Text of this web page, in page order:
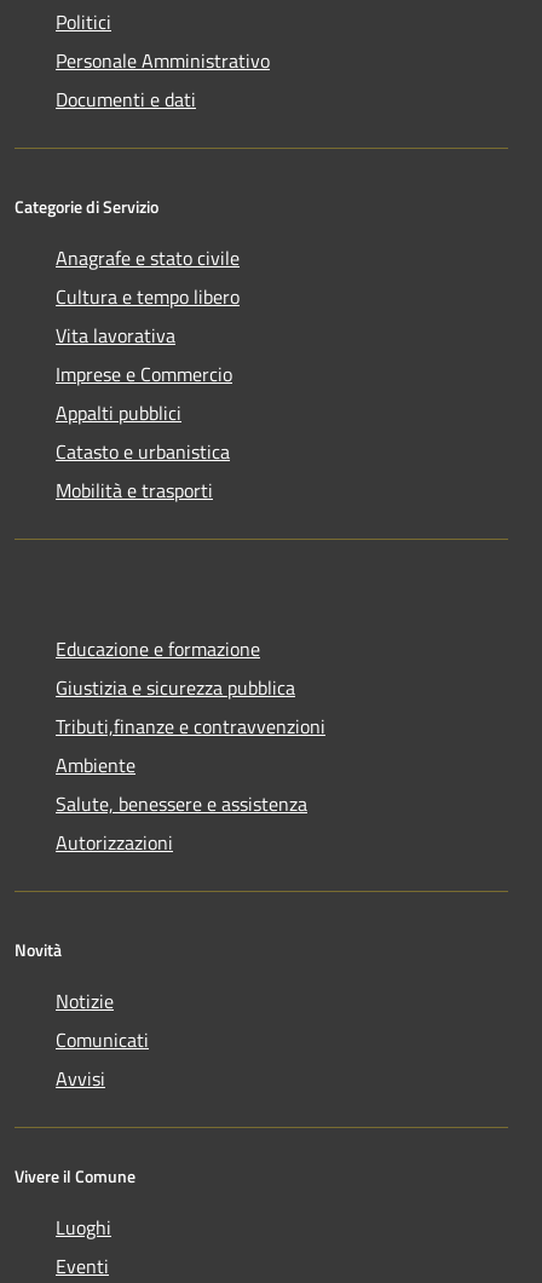
Politici
Personale Amministrativo
Documenti e dati
Categorie di Servizio
Anagrafe e stato civile
Cultura e tempo libero
Vita lavorativa
Imprese e Commercio
Appalti pubblici
Catasto e urbanistica
Mobilità e trasporti
Educazione e formazione
Giustizia e sicurezza pubblica
Tributi,finanze e contravvenzioni
Ambiente
Salute, benessere e assistenza
Autorizzazioni
Novità
Notizie
Comunicati
Avvisi
Vivere il Comune
Luoghi
Eventi